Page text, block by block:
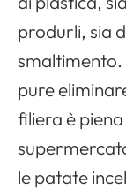
produrli, sia
smaltimento.
pure
filiera è
le patate